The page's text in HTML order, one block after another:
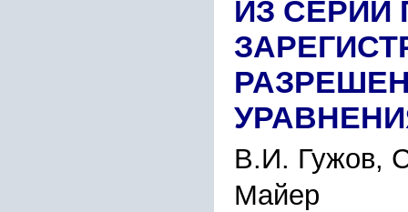
ИЗ СЕРИИ
В.И. Гужов,
Майер